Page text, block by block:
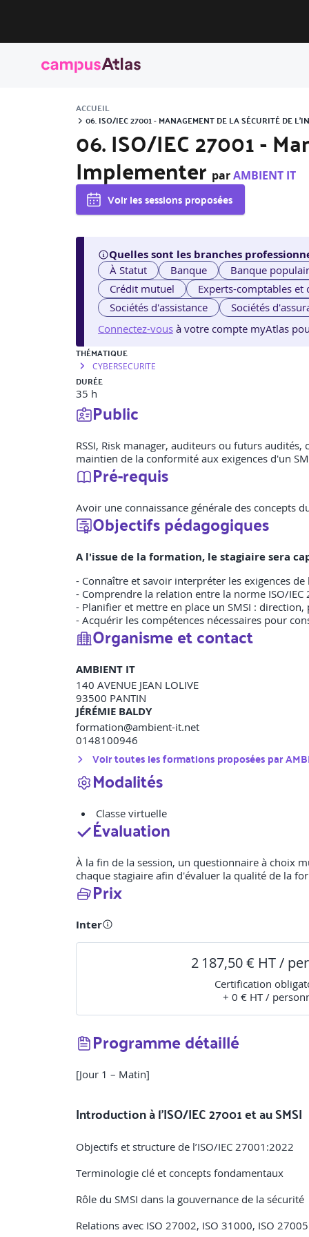
ACCUEIL
06. ISO/IEC 27001 - MANAGEMENT DE LA SÉCURITÉ DE
06. ISO/IEC 27001 -
Implementer parAMBIENT IT
Voir les sessions proposées
Quelles sont les branches
À Statut Banque Banque
Crédit mutuel
Experts-comptables et
Sociétés d'assistance
Sociétés
Connectez-vous à votre compte myAtlas
THÉMATIQUE
CYBERSECURITE
DURÉE
35 h
Public
RSSI, Risk manager, auditeurs ou futurs
maintien de la conformité aux exigences d'un
Pré-requis
Avoir une connaissance générale des concepts
Objectifs pédagogiques
A l'issue de la formation, le stagiaire sera
- Connaître et savoir interpréter les exigences
- Comprendre la relation entre la norme ISO/
- Planifier et mettre en place un SMSI :
- Acquérir les compétences nécessaires pour
Organisme et contact
AMBIENT IT
140 AVENUE JEAN LOLIVE
93500 PANTIN
JÉRÉMIE BALDY
formation@ambient-it.net
0148100946
Voir toutes les formations proposées par
Modalités
Classe virtuelle
Évaluation
À la fin de la session, un questionnaire à choix
chaque stagiaire afin d'évaluer la qualité de la
Prix
Inter
2 187,50 € HT /
Certification
+ 0 € HT /
Programme détaillé
[Jour 1 – Matin]
Introduction à l’ISO/IEC 27001 et au SMSI
Objectifs et structure de l’ISO/IEC 27001:2022
Terminologie clé et concepts fondamentaux
Rôle du SMSI dans la gouvernance de la sécurité
Relations avec ISO 27002, ISO 31000, ISO 27005